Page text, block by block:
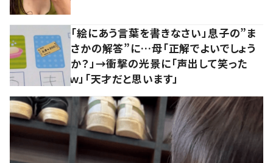
「絵にあう言葉を書きなさい」息子の”ま
さかの解答”に…母「正解でよいでしょう
か？」→衝撃の光景に「声出して笑った
ｗ」「天才だと思います」